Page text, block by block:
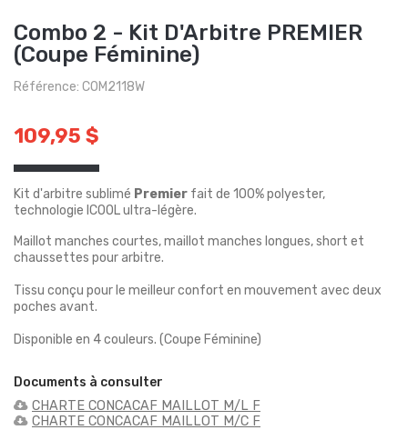
Combo 2 - Kit D'Arbitre PREMIER
(Coupe Féminine)
Référence: COM2118W
109,95 $
Kit d'arbitre sublimé Premier fait de 100% polyester,
technologie ICOOL ultra-légère.
Maillot manches courtes, maillot manches longues, short et
chaussettes pour arbitre.
Tissu conçu pour le meilleur confort en mouvement avec deux
poches avant.
Disponible en 4 couleurs. (Coupe Féminine)
Documents à consulter
CHARTE CONCACAF MAILLOT M/L F
CHARTE CONCACAF MAILLOT M/C F